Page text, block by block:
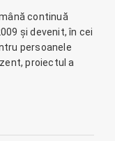
continuă
și devenit, în cei
persoanele
proiectul a